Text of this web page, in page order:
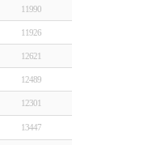
11990
11926
12621
12489
12301
13447